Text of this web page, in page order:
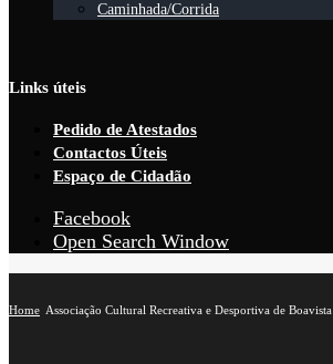
Caminhada/Corrida
Links úteis
Pedido de Atestados
Contactos Úteis
Espaço de Cidadão
Facebook
Open Search Window
Home Associação Cultural Recreativa e Desportiva de Boavista